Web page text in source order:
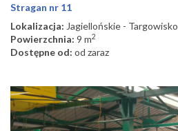
Stragan nr 11
Lokalizacja: Jagiellońskie - Targowisko
Powierzchnia: 9 m2
Dostępne od: od zaraz